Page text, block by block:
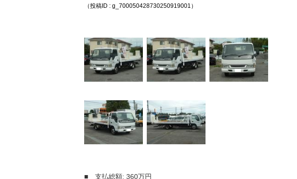
（投稿ID : g_700050428730250919001）
■ 支払総額: 360万円